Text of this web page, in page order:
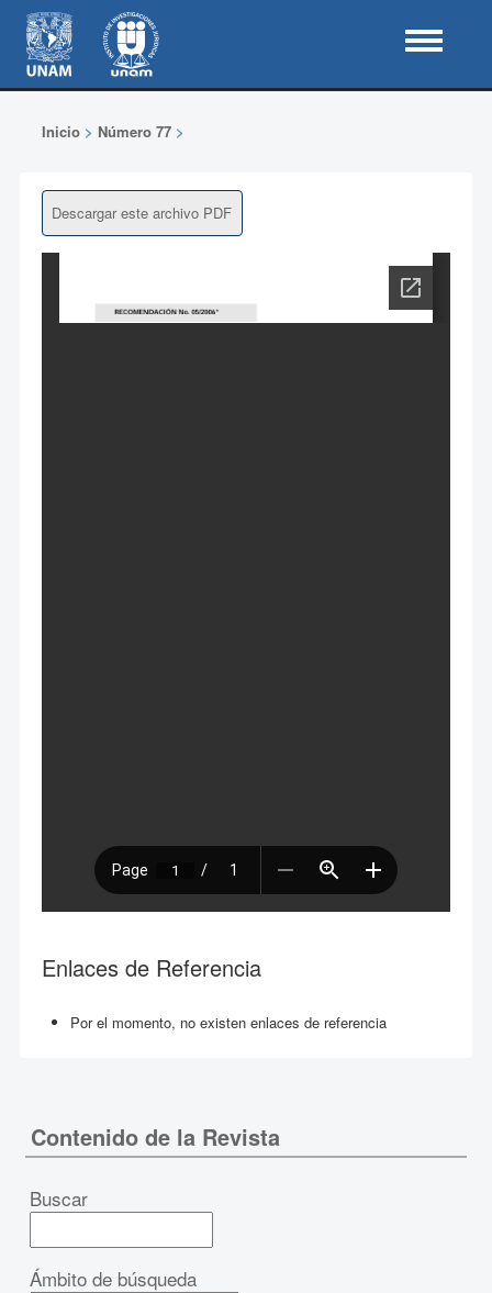
Inicio> Número 77>
Descargar este archivo PDF
Enlaces de Referencia
Por el momento, no existen enlaces de referencia
Contenido de la Revista
Buscar
Ámbito de búsqueda